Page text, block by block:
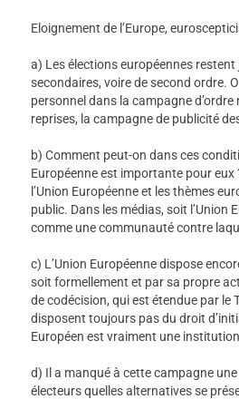
Eloignement de l’Europe,
a) Les élections européennes
secondaires, voire de second ordre.
personnel dans la campagne
reprises, la campagne de publicité
b) Comment peut-on dans ces
Européenne est importante pour
l’Union Européenne et les thèmes
public. Dans les médias, soit l’Union
comme une communauté contre
c) L’Union Européenne dispose
soit formellement et par sa propre
de codécision, qui est étendue par le
disposent toujours pas du droit
Européen est vraiment une
d) Il a manqué à cette campagne
électeurs quelles alternatives se